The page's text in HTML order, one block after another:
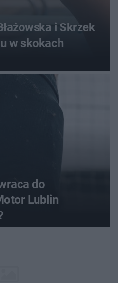
i Skrzek
w skokach
do
Lublin